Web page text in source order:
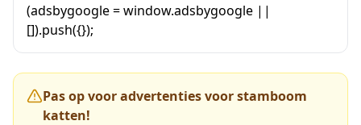
(adsbygoogle = window.adsbygoogle ||
[]).push({});
Pas op voor advertenties voor stamboom
katten!